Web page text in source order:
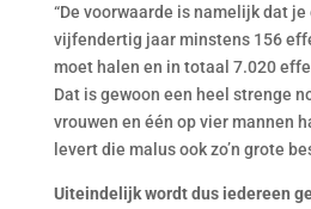
“De voorwaarde is namelijk dat
vijfendertig jaar minstens 156
moet halen en in totaal 7.020
Dat is gewoon een heel strenge
vrouwen en één op vier mannen
levert die malus ook zo’n grote
Uiteindelijk wordt dus iedereen